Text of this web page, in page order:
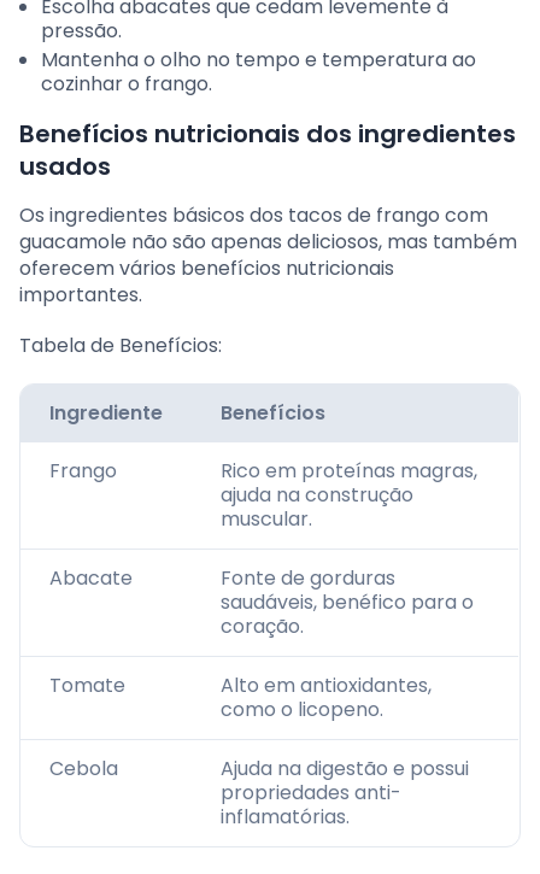
Escolha abacates que cedam levemente à
pressão.
Mantenha o olho no tempo e temperatura ao
cozinhar o frango.
Benefícios nutricionais dos ingredientes
usados
Os ingredientes básicos dos tacos de frango com
guacamole não são apenas deliciosos, mas também
oferecem vários benefícios nutricionais
importantes.
Tabela de Benefícios:
Ingrediente Benefícios
Frango
Rico em proteínas magras,
ajuda na construção
muscular.
Abacate
Fonte de gorduras
saudáveis, benéfico para o
coração.
Tomate
Alto em antioxidantes,
como o licopeno.
Cebola
Ajuda na digestão e possui
propriedades anti-
inflamatórias.